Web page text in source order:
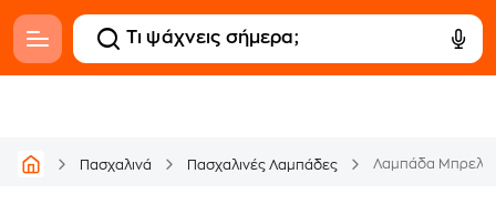
Πασχαλινά Πασχαλινές Λαμπάδες Λαμπάδα